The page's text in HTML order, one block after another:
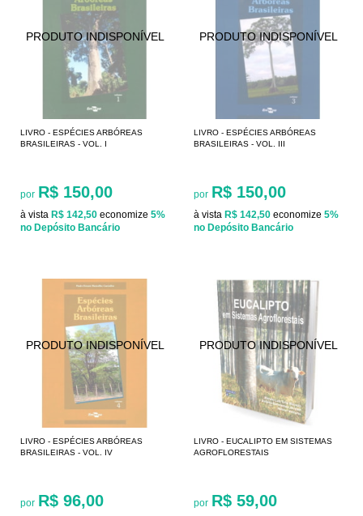
LIVRO - ESPÉCIES ARBÓREAS
BRASILEIRAS - VOL. I
por R$ 150,00
à vista R$ 142,50 economize 5%
no Depósito Bancário
LIVRO - ESPÉCIES ARBÓREAS
BRASILEIRAS - VOL. III
por R$ 150,00
à vista R$ 142,50 economize 5%
no Depósito Bancário
LIVRO - ESPÉCIES ARBÓREAS
BRASILEIRAS - VOL. IV
por R$ 96,00
LIVRO - EUCALIPTO EM SISTEMAS
AGROFLORESTAIS
por R$ 59,00